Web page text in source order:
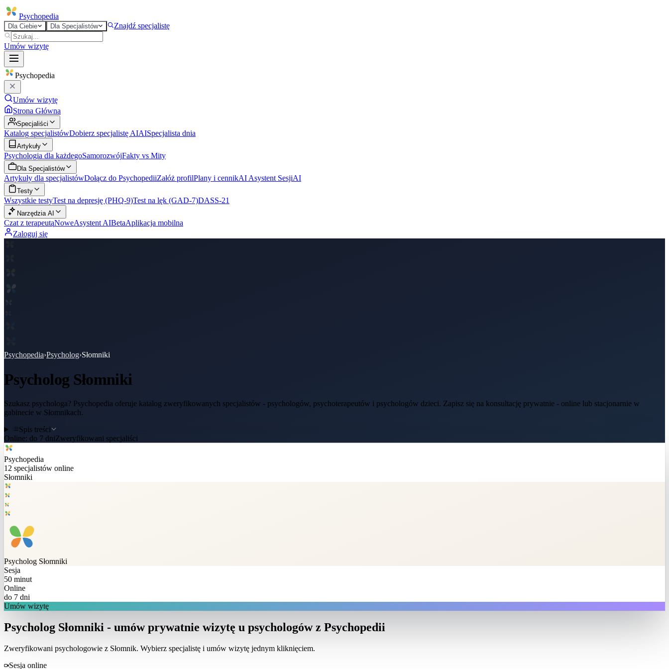
Psychopedia
Dla Ciebie Dla Specjalistów Znajdź specjalistę
Umów wizytę
Psychopedia
Umów wizytę
Strona Główna
Specjaliści
Katalog specjalistówDobierz specjalistę AIAISpecjalista dnia
Artykuły
Psychologia dla każdegoSamorozwójFakty vs Mity
Dla Specjalistów
Artykuły dla specjalistówDołącz do PsychopediiZałóż profilPlany i cennikAI Asystent SesjiAI
Testy
Wszystkie testyTest na depresję (PHQ-9)Test na lęk (GAD-7)DASS-21
Narzędzia AI
Czat z terapeutąNoweAsystent AIBetaAplikacja mobilna
Zaloguj się
Psychopedia›Psycholog›Słomniki
Psycholog Słomniki
Szukasz psychologa? Psychopedia oferuje katalog zweryfikowanych specjalistów - psychologów, psychoterapeutów i psychologów dzieci. Zapisz się na konsultację prywatnie - online lub stacjonarnie w
gabinecie w Słomnikach.
Spis treści
Online: do 7 dniZweryfikowani specjaliści
Psychopedia
12 specjalistów online
Słomniki
Psycholog Słomniki
Sesja
50 minut
Online
do 7 dni
Umów wizytę
Psycholog Słomniki - umów prywatnie wizytę u psychologów z Psychopedii
Zweryfikowani psychologowie z Słomnik. Wybierz specjalistę i umów wizytę jednym kliknięciem.
Sesja online